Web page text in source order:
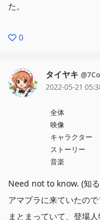
た。
0
タイヤキ
2022-05-21
全体
映像
キャラクター
ストーリー
音楽
Need not to know. (知
アマプラに来ていたの
まとまっていて、登場